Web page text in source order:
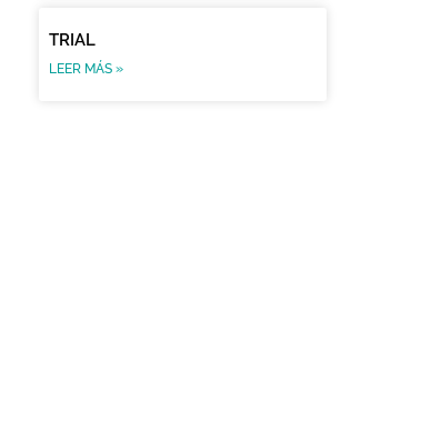
TRIAL
LEER MÁS »